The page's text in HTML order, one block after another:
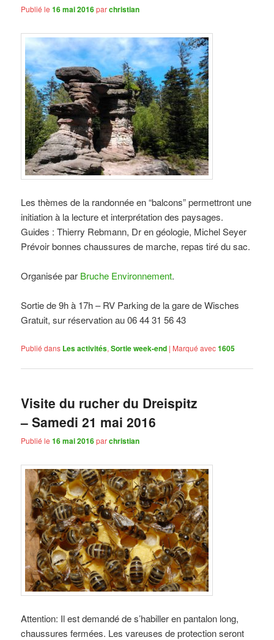
Publié le16 mai 2016parchristian
Les thèmes de la randonnée en “balcons” permettront une
initiation à la lecture et interprétation des paysages.
Guides : Thierry Rebmann, Dr en géologie, Michel Seyer
Prévoir bonnes chaussures de marche, repas tiré du sac.
Organisée par Bruche Environnement.
Sortie de 9h à 17h – RV Parking de la gare de Wisches
Gratuit, sur réservation au06 44 31 56 43
Publié dans Les activités,Sortie week-end | Marqué avec1605
Visite du rucher du Dreispitz
– Samedi 21 mai 2016
Publié le16 mai 2016parchristian
Attention: Il est demandé de s’habiller en pantalon long,
chaussures fermées. Les vareuses de protection seront